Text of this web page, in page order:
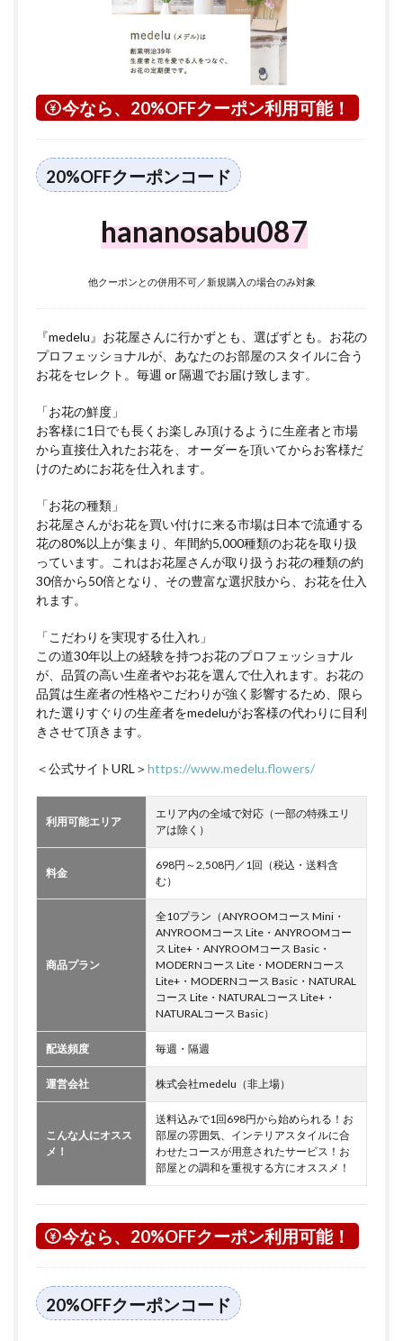
つい
今なら、20%OFFクーポン利用可能！
20%OFFクーポンコード
hananosabu087
他クーポンとの併用不可／新規購入の場合のみ対象
『medelu』お花屋さんに行かずとも、選ばずとも。お花の
プロフェッショナルが、あなたのお部屋のスタイルに合う
お花をセレクト。毎週 or 隔週でお届け致します。
「お花の鮮度」
お客様に1日でも長くお楽しみ頂けるように生産者と市場
から直接仕入れたお花を、オーダーを頂いてからお客様だ
けのためにお花を仕入れます。
「お花の種類」
お花屋さんがお花を買い付けに来る市場は日本で流通する
花の80%以上が集まり、年間約5,000種類のお花を取り扱
っています。これはお花屋さんが取り扱うお花の種類の約
30倍から50倍となり、その豊富な選択肢から、お花を仕入
れます。
「こだわりを実現する仕入れ」
この道30年以上の経験を持つお花のプロフェッショナル
が、品質の高い生産者やお花を選んで仕入れます。お花の
品質は生産者の性格やこだわりが強く影響するため、限ら
れた選りすぐりの生産者をmedeluがお客様の代わりに目利
きさせて頂きます。
＜公式サイトURL＞https://www.medelu.flowers/
利用可能エリア
エリア内の全域で対応（一部の特殊エリ
アは除く）
料金
698円～2,508円／1回（税込・送料含
む）
商品プラン
全10プラン（ANYROOMコース Mini・
ANYROOMコース Lite・ANYROOMコー
ス Lite+・ANYROOMコース Basic・
MODERNコース Lite・MODERNコース
Lite+・MODERNコース Basic・NATURAL
コース Lite・NATURALコース Lite+・
NATURALコース Basic）
配送頻度 毎週・隔週
運営会社 株式会社medelu（非上場）
こんな人にオスス
メ！
送料込みで1回698円から始められる！お
部屋の雰囲気、インテリアスタイルに合
わせたコースが用意されたサービス！お
部屋との調和を重視する方にオススメ！
今なら、20%OFFクーポン利用可能！
20%OFFクーポンコード